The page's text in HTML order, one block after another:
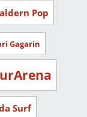
Pop
Gagarin
Surf